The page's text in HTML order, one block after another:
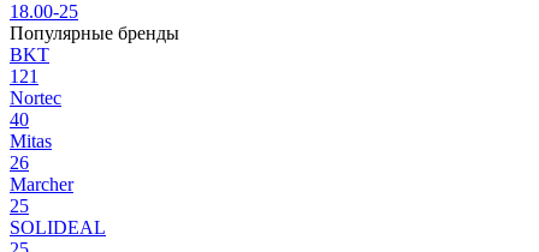
18.00-25
Популярные бренды
BKT
121
Nortec
40
Mitas
26
Marcher
25
SOLIDEAL